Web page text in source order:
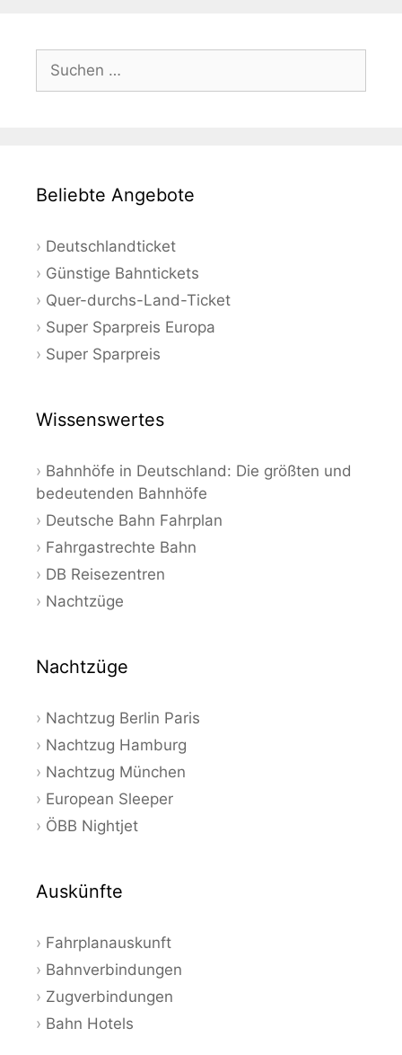
nach:
Beliebte Angebote
Deutschlandticket
Günstige Bahntickets
Quer-durchs-Land-Ticket
Super Sparpreis Europa
Super Sparpreis
Wissenswertes
Bahnhöfe in Deutschland: Die größten und
bedeutenden Bahnhöfe
Deutsche Bahn Fahrplan
Fahrgastrechte Bahn
DB Reisezentren
Nachtzüge
Nachtzüge
Nachtzug Berlin Paris
Nachtzug Hamburg
Nachtzug München
European Sleeper
ÖBB Nightjet
Auskünfte
Fahrplanauskunft
Bahnverbindungen
Zugverbindungen
Bahn Hotels